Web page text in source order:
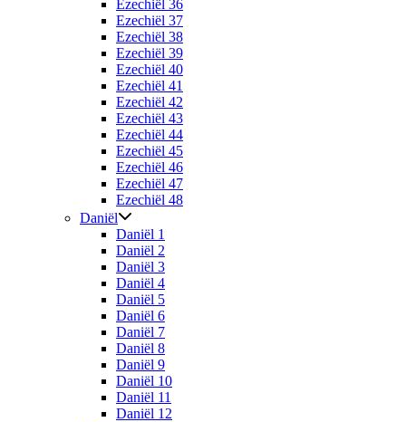
Ezechiël 36
Ezechiël 37
Ezechiël 38
Ezechiël 39
Ezechiël 40
Ezechiël 41
Ezechiël 42
Ezechiël 43
Ezechiël 44
Ezechiël 45
Ezechiël 46
Ezechiël 47
Ezechiël 48
Daniël
Daniël 1
Daniël 2
Daniël 3
Daniël 4
Daniël 5
Daniël 6
Daniël 7
Daniël 8
Daniël 9
Daniël 10
Daniël 11
Daniël 12